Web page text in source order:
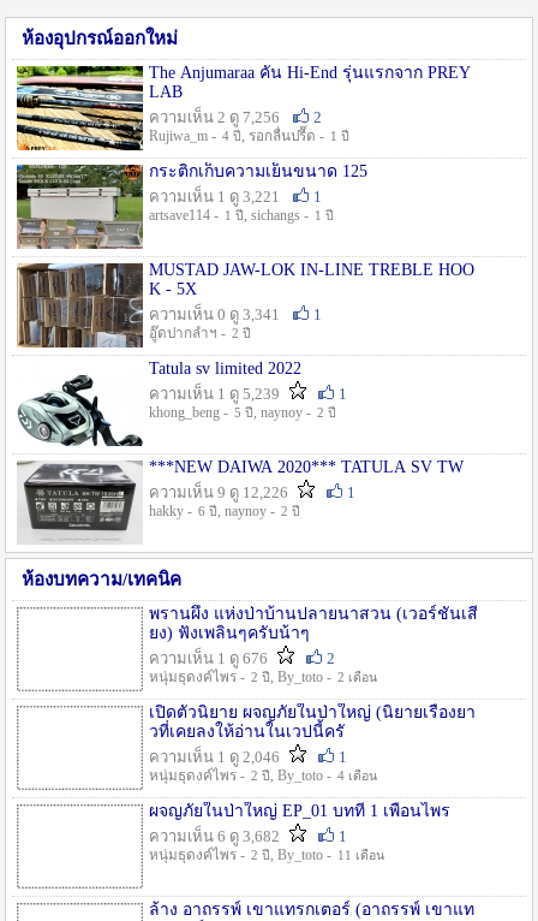
ห้องอุปกรณ์ออกใหม่
The Anjumaraa คัน Hi-End รุ่นแรกจาก PREY
LAB
ความเห็น 2 ดู 7,256
2
Rujiwa_m - 4 ปี , รอกลื่นปรื๊ด - 1 ปี
กระติกเก็บความเย็นขนาด 125
ความเห็น 1 ดู 3,221
1
artsave114 - 1 ปี , sichangs - 1 ปี
MUSTAD JAW-LOK IN-LINE TREBLE HOO
K - 5X
ความเห็น 0 ดู 3,341
1
อู๊ดปากลำฯ - 2 ปี
Tatula sv limited 2022
ความเห็น 1 ดู 5,239
1
khong_beng - 5 ปี , naynoy - 2 ปี
***NEW DAIWA 2020*** TATULA SV TW
ความเห็น 9 ดู 12,226
1
hakky - 6 ปี , naynoy - 2 ปี
ห้องบทความ/เทคนิค
พรานผึ้ง แห่งป่าบ้านปลายนาสวน (เวอร์ชั่นเสี
ยง) ฟังเพลินๆครับน้าๆ
ความเห็น 1 ดู 676
2
หนุ่มธุดงค์ไพร - 2 ปี , By_toto - 2 เดือน
เปิดตัวนิยาย ผจญภัยในป่าใหญ่ (นิยายเรื่องยา
วที่เคยลงให้อ่านในเวปนี้ครั
ความเห็น 1 ดู 2,046
1
หนุ่มธุดงค์ไพร - 2 ปี , By_toto - 4 เดือน
ผจญภัยในป่าใหญ่ EP_01 บทที่ 1 เพื่อนไพร
ความเห็น 6 ดู 3,682
1
หนุ่มธุดงค์ไพร - 2 ปี , By_toto - 11 เดือน
ล้าง อาถรรพ์ เขาแทรกเตอร์ (อาถรรพ์ เขาแท